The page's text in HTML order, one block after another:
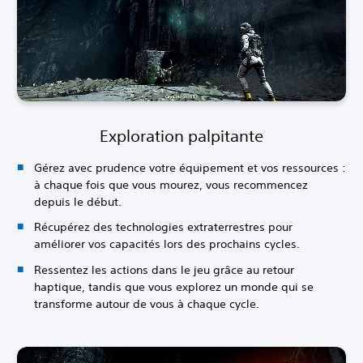
Exploration palpitante
Gérez avec prudence votre équipement et vos ressources :
à chaque fois que vous mourez, vous recommencez
depuis le début.
Récupérez des technologies extraterrestres pour
améliorer vos capacités lors des prochains cycles.
Ressentez les actions dans le jeu grâce au retour
haptique, tandis que vous explorez un monde qui se
transforme autour de vous à chaque cycle.